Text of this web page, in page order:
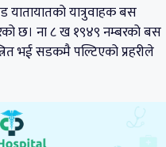
यात्रुवाहक बस
परेको छ। ना ८ ख १९४९ नम्बरको बस
भई सडकमै पल्टिएको प्रहरीले